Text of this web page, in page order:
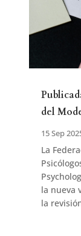
del
15 Sep
La
la nueva
la